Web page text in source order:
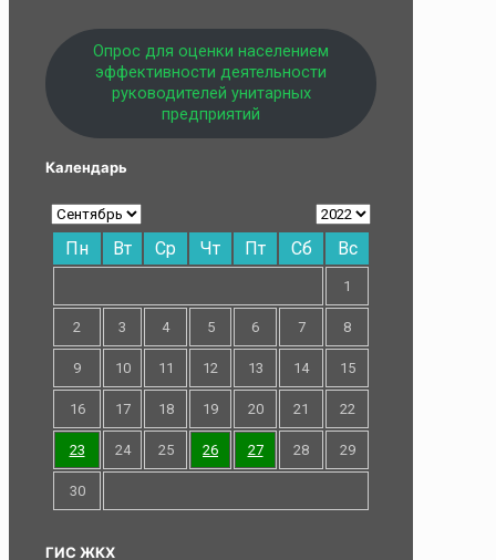
Опрос для оценки населением
эффективности деятельности
руководителей унитарных
предприятий
Календарь
Пн Вт Ср Чт Пт Сб Вс
1
2 3 4 5 6 7 8
9 10 11 12 13 14 15
16 17 18 19 20 21 22
23 24 25 26 27 28 29
30
ГИС ЖКХ